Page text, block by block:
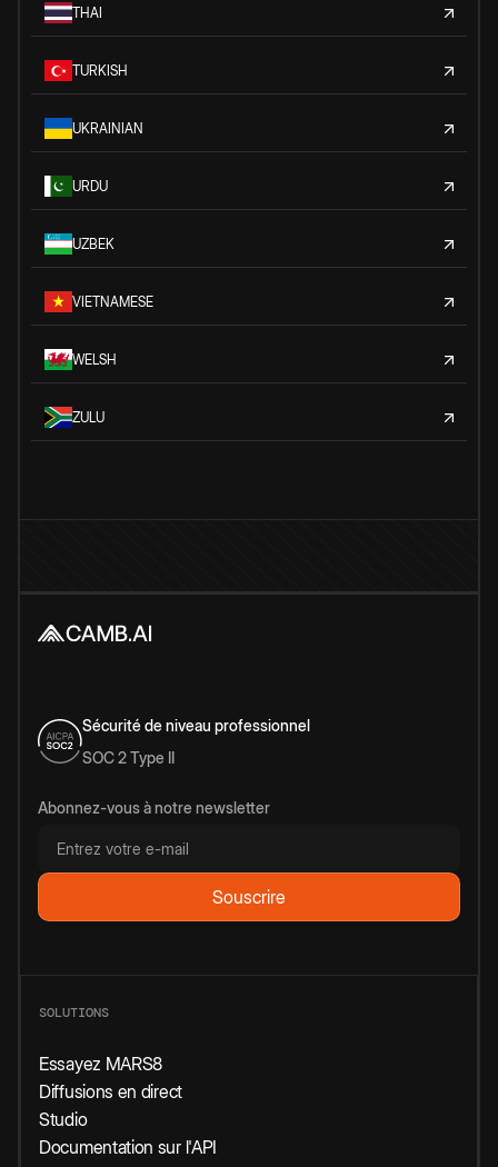
THAI
TURKISH
UKRAINIAN
URDU
UZBEK
VIETNAMESE
WELSH
ZULU
Sécurité de niveau professionnel
SOC 2 Type II
Abonnez-vous à notre newsletter
SOLUTIONS
Essayez MARS8
Diffusions en direct
Studio
Documentation sur l'API